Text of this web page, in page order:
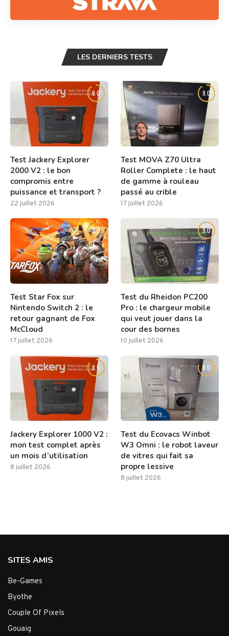
LES DERNIERS TESTS
9.0
Test Jackery Explorer
2000 V2 : le bon
compromis entre
puissance et transport ?
22 juillet 2026
9.0
Test MOVA Z70 Ultra
Roller Complete : le haut
de gamme à rouleau
passé au crible
17 juillet 2026
8.0
Test Star Fox sur
Nintendo Switch 2 : le
retour gagnant de Fox
McCloud
17 juillet 2026
9.0
Test du Rheidon PC200
Pro : le chargeur mobile
qui veut jouer dans la
cour des bornes
10 juillet 2026
8.5
Jackery Explorer 1000 V2 :
mon test complet après
un mois d’utilisation
8 juillet 2026
8.0
Test du Ecovacs Winbot
W3 Omni : le robot laveur
de vitres qui fait sa
propre lessive
8 juillet 2026
SITES AMIS
Be-Games
Byothe
Couple Of Pixels
Gouaig